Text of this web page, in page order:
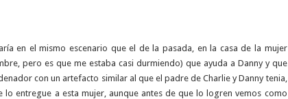
en el mismo escenario que el de la pasada, en la casa de la mujer
pero es que me estaba casi durmiendo) que ayuda a Danny y que
con un artefacto similar al que el padre de Charlie y Danny tenia,
lo entregue a esta mujer, aunque antes de que lo logren vemos como